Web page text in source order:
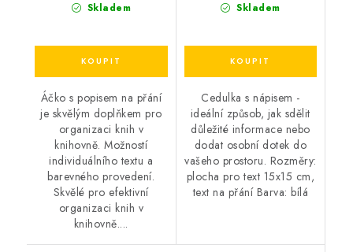
Skladem
Áčko s popisem na přání
je skvělým doplňkem pro
organizaci knih v
knihovně. Možností
individuálního textu a
barevného provedení.
Skvělé pro efektivní
organizaci knih v
knihovně....
Skladem
Cedulka s nápisem -
ideální způsob, jak sdělit
důležité informace nebo
dodat osobní dotek do
vašeho prostoru. Rozměry:
plocha pro text 15x15 cm,
text na přání Barva: bílá